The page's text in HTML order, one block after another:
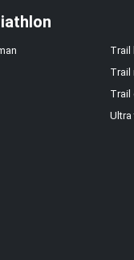
Trail
Trail
Trail
Ultra